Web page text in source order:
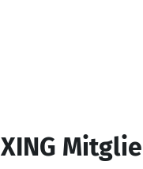
XING